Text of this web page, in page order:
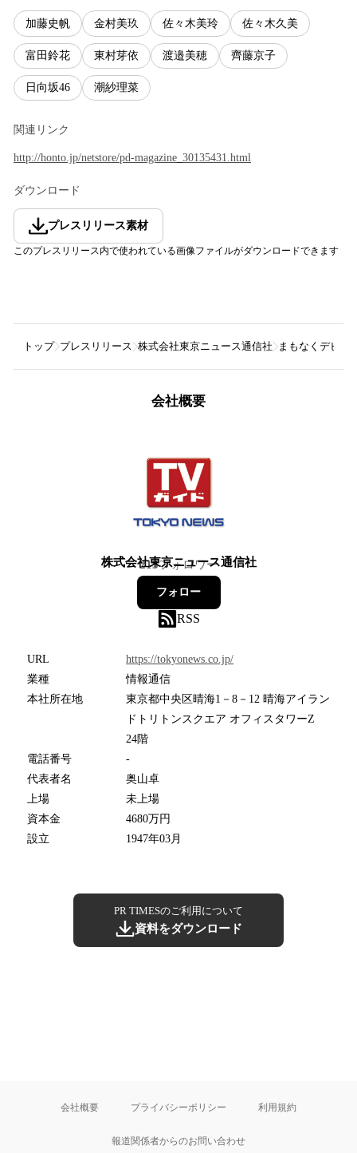
加藤史帆 金村美玖 佐々木美玲 佐々木久美
富田鈴花 東村芽依 渡邉美穂 齊藤京子
日向坂46 潮紗理菜
関連リンク
http://honto.jp/netstore/pd-magazine_30135431.html
ダウンロード
プレスリリース素材
このプレスリリース内で使われている画像ファイルがダウンロードできます
トップ プレスリリース 株式会社東京ニュース通信社 まもなくデビュ
会社概要
株式会社東京ニュース通信社
213フォロワー
フォロー
RSS
URL
https://tokyonews.co.jp/
業種
情報通信
本社所在地
東京都中央区晴海1－8－12 晴海アイラン
ドトリトンスクエア オフィスタワーZ
24階
電話番号
-
代表者名
奥山卓
上場
未上場
資本金
4680万円
設立
1947年03月
PR TIMESのご利用について
資料をダウンロード
会社概要 プライバシーポリシー 利用規約
報道関係者からのお問い合わせ